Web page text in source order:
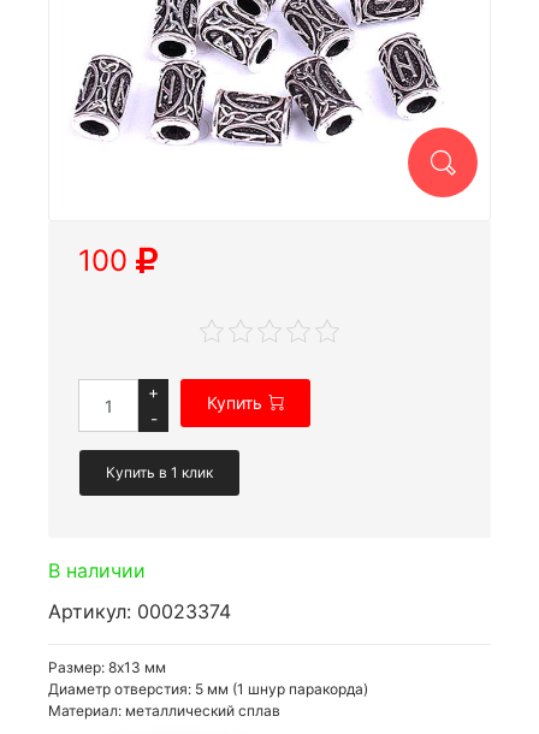
100
+
-
Купить
Купить в 1 клик
В наличии
Артикул: 00023374
Размер: 8x13 мм
Диаметр отверстия: 5 мм (1 шнур паракорда)
Материал: металлический сплав